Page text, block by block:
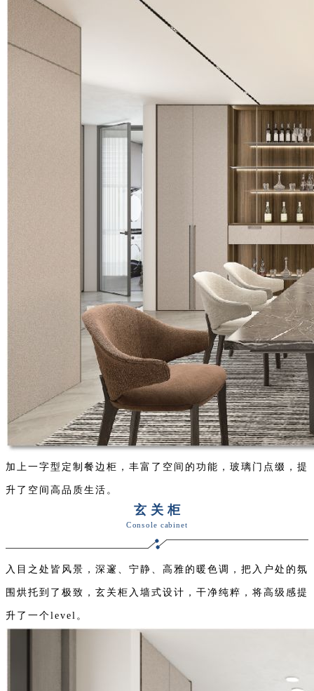
加上一字型定制餐边柜，丰富了空间的功能，玻璃门点缀，提
升了空间高品质生活。
玄关柜
Console cabinet
入目之处皆风景，深邃、宁静、高雅的暖色调，把入户处的氛
围烘托到了极致，玄关柜入墙式设计，干净纯粹，将高级感提
升了一个level。